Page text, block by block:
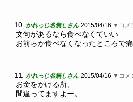
10. かれっじ名無しさん 2015/04/16 ▼コメ
文句があるなら食べなくていい
お前らか食べなくなったところで
11. かれっじ名無しさん 2015/04/16 ▼コメ
お金をかける所、
間違ってますよー。